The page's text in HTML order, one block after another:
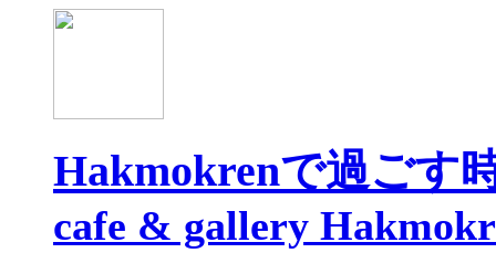
Hakmokrenで過ごす
cafe & gallery